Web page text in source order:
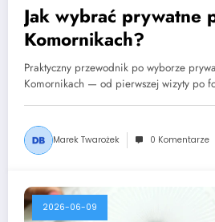
Jak wybrać prywatne
Komornikach?
Praktyczny przewodnik po wyborze
Komornikach — od pierwszej wizyty po
Marek Twarożek 0 Komentarze
2026-06-09